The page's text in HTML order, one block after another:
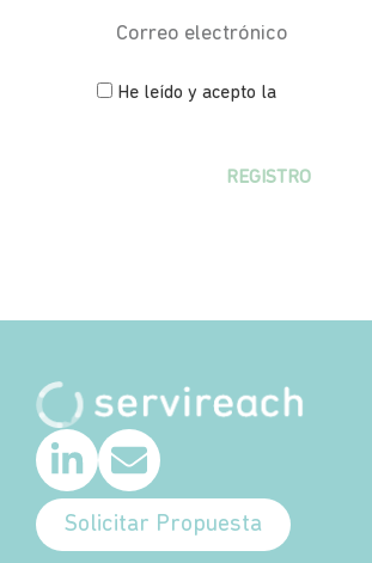
He leído y acepto la
REGISTRO
Solicitar Propuesta